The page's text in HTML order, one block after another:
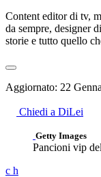
Content editor di tv,
da sempre, designer
storie e tutto quello
Aggiornato: 22
Chiedi a DiLei
Getty Images
Pancioni vip
c h